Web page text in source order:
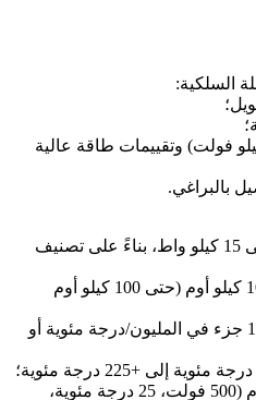
السلكية:
تشغيل مرتفع (حتى 1.2 كيلو فولت) وتقييمات طاقة عالية
1. الطاقة المقننة: من 50 واط إلى 15 كيلو واط، بناءً على تصنيف
2. قيم المقاومة: من 1 أوم إلى 10 كيلو أوم (حتى 100 كيلو أوم
3. معاملات الحرارة: 25، 50 و 100 جزء في المليون/درجة مئوية أو
5. مقاومة العزل: >1000 ميجا أوم (500 فولت، 25 درجة مئوية،